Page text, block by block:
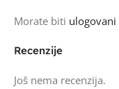
Recenzije
Još nema recenzija.
Morate biti ulogovani